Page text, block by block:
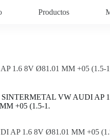
Productos
1.6 8V Ø81.01 MM +05 (1.5-
SINTERMETAL VW AUDI AP
+05 (1.5-1.
AP 1.6 8V Ø81.01 MM +05